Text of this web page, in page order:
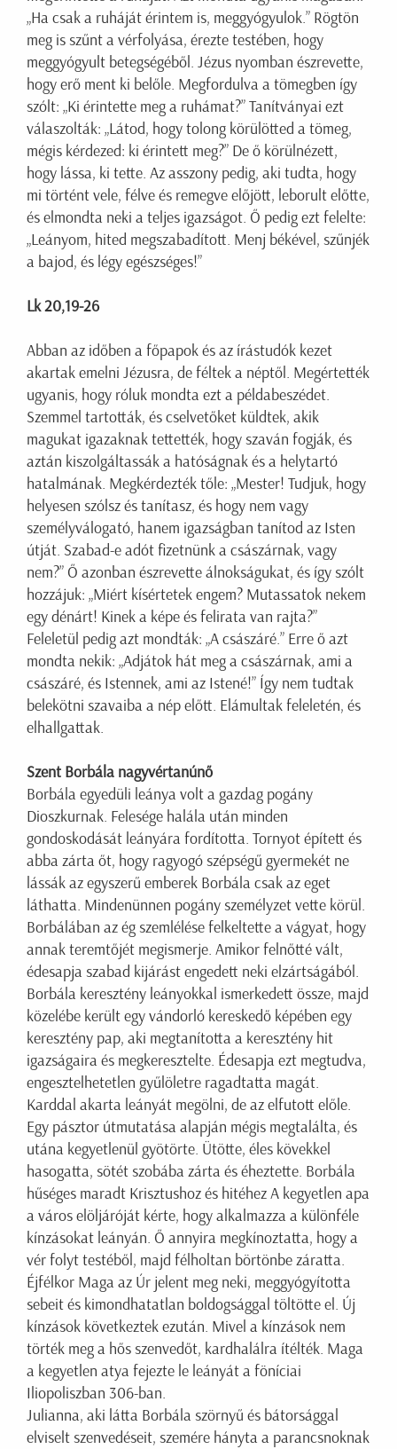
„Ha csak a ruháját érintem is, meggyógyulok.” Rögtön
meg is szűnt a vérfolyása, érezte testében, hogy
meggyógyult betegségéből. Jézus nyomban észrevette,
hogy erő ment ki belőle. Megfordulva a tömegben így
szólt: „Ki érintette meg a ruhámat?” Tanítványai ezt
válaszolták: „Látod, hogy tolong körülötted a tömeg,
mégis kérdezed: ki érintett meg?” De ő körülnézett,
hogy lássa, ki tette. Az asszony pedig, aki tudta, hogy
mi történt vele, félve és remegve előjött, leborult előtte,
és elmondta neki a teljes igazságot. Ő pedig ezt felelte:
„Leányom, hited megszabadított. Menj békével, szűnjék
a bajod, és légy egészséges!”
Lk 20,19-26
Abban az időben a főpapok és az írástudók kezet
akartak emelni Jézusra, de féltek a néptől. Megértették
ugyanis, hogy róluk mondta ezt a példabeszédet.
Szemmel tartották, és cselvetőket küldtek, akik
magukat igazaknak tettették, hogy szaván fogják, és
aztán kiszolgáltassák a hatóságnak és a helytartó
hatalmának. Megkérdezték tőle: „Mester! Tudjuk, hogy
helyesen szólsz és tanítasz, és hogy nem vagy
személyválogató, hanem igazságban tanítod az Isten
útját. Szabad-e adót fizetnünk a császárnak, vagy
nem?” Ő azonban észrevette álnokságukat, és így szólt
hozzájuk: „Miért kísértetek engem? Mutassatok nekem
egy dénárt! Kinek a képe és felirata van rajta?”
Feleletül pedig azt mondták: „A császáré.” Erre ő azt
mondta nekik: „Adjátok hát meg a császárnak, ami a
császáré, és Istennek, ami az Istené!” Így nem tudtak
belekötni szavaiba a nép előtt. Elámultak feleletén, és
elhallgattak.
Szent Borbála nagyvértanúnő
Borbála egyedüli leánya volt a gazdag pogány
Dioszkurnak. Felesége halála után minden
gondoskodását leányára fordította. Tornyot épített és
abba zárta őt, hogy ragyogó szépségű gyermekét ne
lássák az egyszerű emberek Borbála csak az eget
láthatta. Mindenünnen pogány személyzet vette körül.
Borbálában az ég szemlélése felkeltette a vágyat, hogy
annak teremtőjét megismerje. Amikor felnőtté vált,
édesapja szabad kijárást engedett neki elzártságából.
Borbála keresztény leányokkal ismerkedett össze, majd
közelébe került egy vándorló kereskedő képében egy
keresztény pap, aki megtanította a keresztény hit
igazságaira és megkeresztelte. Édesapja ezt megtudva,
engesztelhetetlen gyűlöletre ragadtatta magát.
Karddal akarta leányát megölni, de az elfutott előle.
Egy pásztor útmutatása alapján mégis megtalálta, és
utána kegyetlenül gyötörte. Ütötte, éles kövekkel
hasogatta, sötét szobába zárta és éheztette. Borbála
hűséges maradt Krisztushoz és hitéhez A kegyetlen apa
a város elöljáróját kérte, hogy alkalmazza a különféle
kínzásokat leányán. Ő annyira megkínoztatta, hogy a
vér folyt testéből, majd félholtan börtönbe záratta.
Éjfélkor Maga az Úr jelent meg neki, meggyógyította
sebeit és kimondhatatlan boldogsággal töltötte el. Új
kínzások következtek ezután. Mivel a kínzások nem
törték meg a hős szenvedőt, kardhalálra ítélték. Maga
a kegyetlen atya fejezte le leányát a föníciai
Iliopoliszban 306-ban.
Julianna, aki látta Borbála szörnyű és bátorsággal
elviselt szenvedéseit, szemére hányta a parancsnoknak